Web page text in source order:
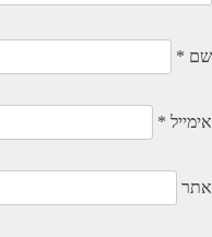
שם *
אימייל *
אתר